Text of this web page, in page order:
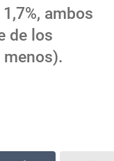
ambos
de los